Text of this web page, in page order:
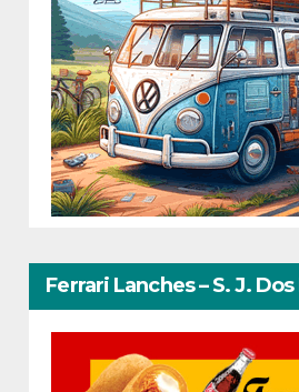
Ferrari Lanches – S. J.